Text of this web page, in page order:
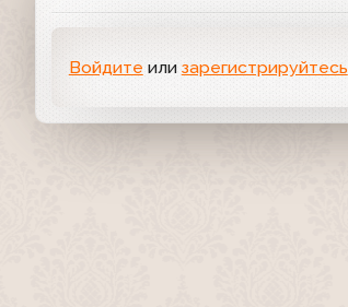
Войдите или зарегистрируйтесь